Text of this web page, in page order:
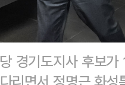
경기도지사 후보